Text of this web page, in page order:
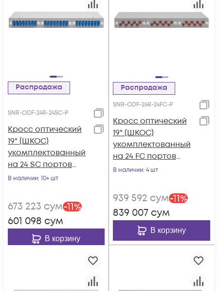
Распродажа
SNR-ODF-24R-24SC-P
Кросс оптический
19" (ШКОС)
укомплектованный
на 24 SC портов
(комплект с
В наличии: 10+ шт
673 223 сум-11%
601 098 сум
В корзину
Распродажа
SNR-ODF-24R-24FC-P
Кросс оптический
19" (ШКОС)
укомплектованный
на 24 FC портов
(комплект с
В наличии: 4 шт
939 592 сум-11%
839 007 сум
В корзину